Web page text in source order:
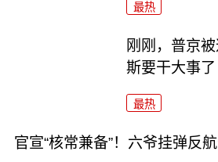
最热
刚刚，普京
斯要干大事了
最热
官宣“核常兼备”！六爷挂弹反